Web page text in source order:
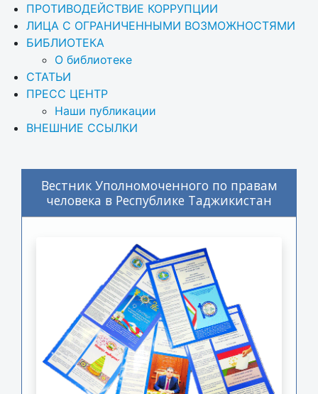
ПРОТИВОДЕЙСТВИЕ КОРРУПЦИИ
ЛИЦА С ОГРАНИЧЕННЫМИ ВОЗМОЖНОСТЯМИ
БИБЛИОТЕКА
О библиотеке
СТАТЬИ
ПРЕСС ЦЕНТР
Наши публикации
ВНЕШНИЕ ССЫЛКИ
Вестник Уполномоченного по правам
человека в Республике Таджикистан